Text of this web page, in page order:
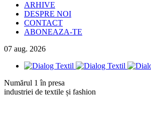
ARHIVE
DESPRE NOI
CONTACT
ABONEAZA-TE
07 aug. 2026
Numărul 1 în presa
industriei de textile și fashion